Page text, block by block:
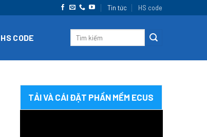
Tin tức HS code
HS CODE
TẢI VÀ CÁI ĐẶT PHẦN MỀM ECUS